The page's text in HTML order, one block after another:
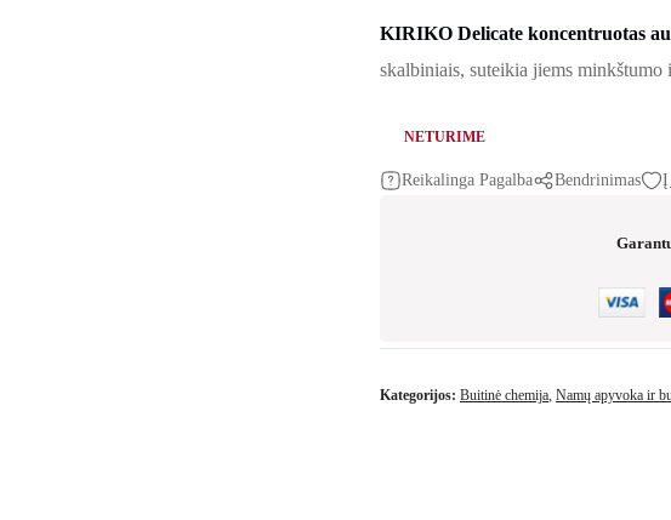
KIRIKO Delicate koncentruotas
skalbiniais, suteikia jiems
NETURIME
Reikalinga Pagalba Bendrinimas Į
Kategorijos: Buitinė chemija, Namų apyvoka ir